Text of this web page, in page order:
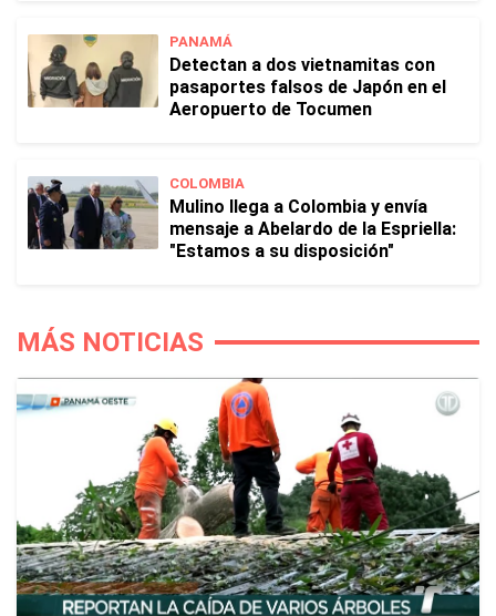
PANAMÁ
Detectan a dos vietnamitas con
pasaportes falsos de Japón en el
Aeropuerto de Tocumen
COLOMBIA
Mulino llega a Colombia y envía
mensaje a Abelardo de la Espriella:
"Estamos a su disposición"
MÁS NOTICIAS